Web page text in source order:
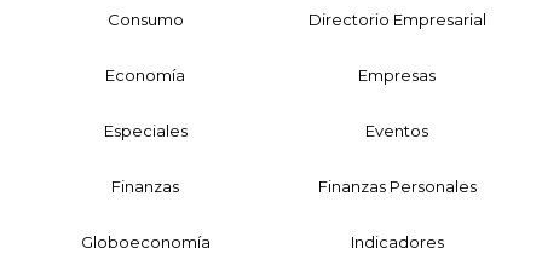
Consumo Directorio Empresarial
Economía Empresas
Especiales Eventos
Finanzas Finanzas Personales
Globoeconomía Indicadores